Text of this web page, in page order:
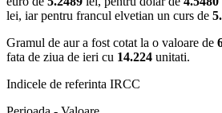
lei, iar pentru francul elvetian un curs de
Gramul de aur a fost cotat la o valoare de
fata de ziua de ieri cu 14.224 unitati.
Indicele de referinta IRCC